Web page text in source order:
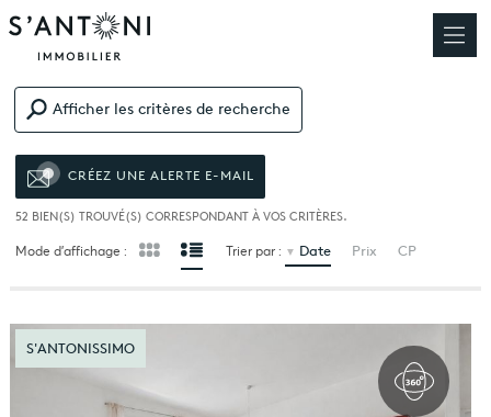
Afficher les critères de recherche
CRÉEZ UNE ALERTE E-MAIL
52 BIEN(S) TROUVÉ(S) CORRESPONDANT À VOS CRITÈRES.
Mode d’affichage : Trier par : Date Prix CP
S'ANTONISSIMO